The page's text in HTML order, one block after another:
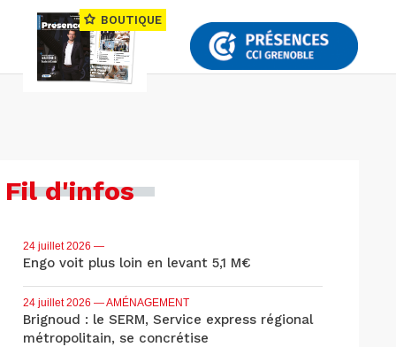
BOUTIQUE
Fil d'infos
24 juillet 2026 —
Engo voit plus loin en levant 5,1 M€
24 juillet 2026 — AMÉNAGEMENT
Brignoud : le SERM, Service express régional
métropolitain, se concrétise